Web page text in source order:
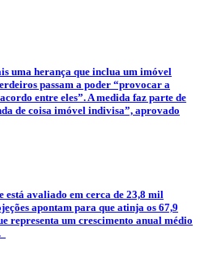
uma herança que inclua um imóvel
passam a poder “provocar a
entre eles”. A medida faz parte de
de coisa imóvel indivisa”, aprovado
está avaliado em cerca de 23,8 mil
apontam para que atinja os 67,9
representa um crescimento anual médio